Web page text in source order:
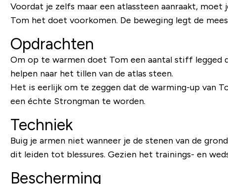
Voordat je zelfs maar een atlassteen aanraakt,
Tom het doet voorkomen. De beweging legt de
Opdrachten
Om op te warmen doet Tom een ​​aantal stiff legged
helpen naar het tillen van de atlas steen.
Het is eerlijk om te zeggen dat de warming-up van
een échte ​​Strongman te worden.
Techniek
Buig je armen niet wanneer je de stenen van de
dit leiden tot blessures. Gezien het trainings- en
Bescherming